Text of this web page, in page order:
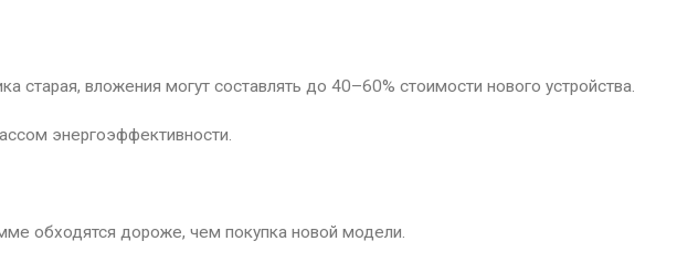
вложения могут составлять до 40–60% стоимости нового устройства.
энергоэффективности.
обходятся дороже, чем покупка новой модели.